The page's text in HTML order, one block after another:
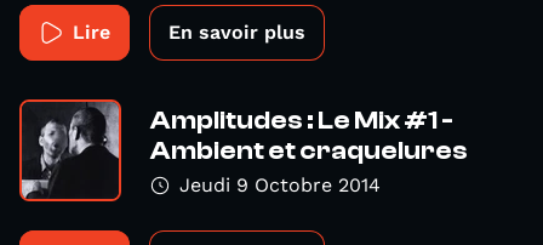
Lire En savoir plus
Amplitudes : Le Mix #1 -
Ambient et craquelures
Jeudi 9 Octobre 2014